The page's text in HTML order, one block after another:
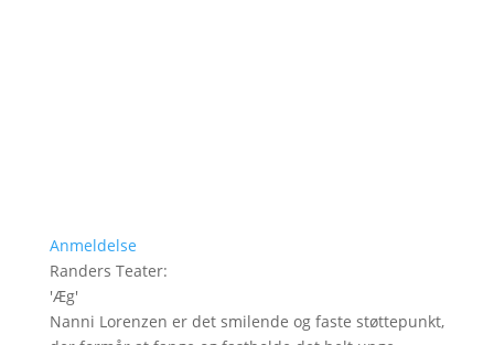
Anmeldelse
Randers Teater:
'Æg'
Nanni Lorenzen er det smilende og faste støttepunkt,